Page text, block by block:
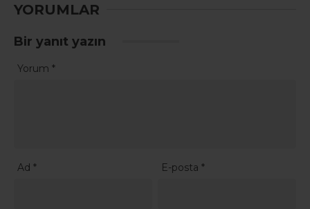
YORUMLAR
Bir yanıt yazın
Yorum *
Ad * E-posta*